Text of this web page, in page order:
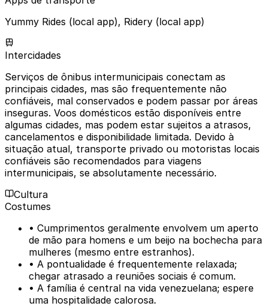
Yummy Rides (local app), Ridery (local app)
Intercidades
Serviços de ônibus intermunicipais conectam as
principais cidades, mas são frequentemente não
confiáveis, mal conservados e podem passar por áreas
inseguras. Voos domésticos estão disponíveis entre
algumas cidades, mas podem estar sujeitos a atrasos,
cancelamentos e disponibilidade limitada. Devido à
situação atual, transporte privado ou motoristas locais
confiáveis são recomendados para viagens
intermunicipais, se absolutamente necessário.
Cultura
Costumes
• Cumprimentos geralmente envolvem um aperto
de mão para homens e um beijo na bochecha para
mulheres (mesmo entre estranhos).
• A pontualidade é frequentemente relaxada;
chegar atrasado a reuniões sociais é comum.
• A família é central na vida venezuelana; espere
uma hospitalidade calorosa.